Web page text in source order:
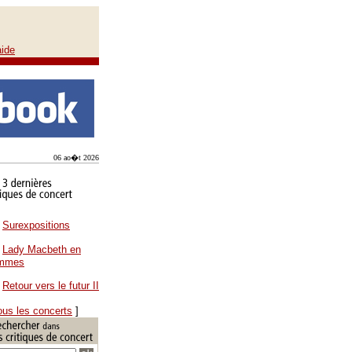
06 ao�t 2026
Surexpositions
Lady Macbeth en
Retour vers le futur II
les concerts ]